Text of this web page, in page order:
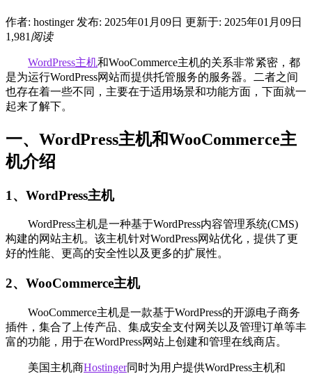
作者: hostinger 发布: 2025年01月09日 更新于: 2025年01月09日
1,981 阅读
WordPress主机和WooCommerce主机的关系非常紧密，都
是为运行WordPress网站而提供托管服务的服务器。二者之间
也存在着一些不同，主要在于适用场景和功能方面，下面就一
起来了解下。
一、WordPress主机和WooCommerce主
机介绍
1、WordPress主机
WordPress主机是一种基于WordPress内容管理系统(CMS)
构建的网站主机。该主机针对WordPress网站优化，提供了更
好的性能、更高的安全性以及更多的扩展性。
2、WooCommerce主机
WooCommerce主机是一款基于WordPress的开源电子商务
插件，集合了上传产品、集成安全支付网关以及管理订单等丰
富的功能，用于在WordPress网站上创建和管理在线商店。
‌美国主机商Hostinger同时为用户提供WordPress主机和